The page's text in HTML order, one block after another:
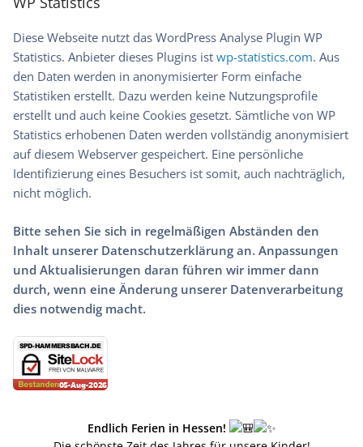
Diese Webseite nutzt das WordPress Analyse Plugin WP
Statistics. Anbieter dieses Plugins ist wp-statistics.com. Aus
den Daten werden in anonymisierter Form einfache
Statistiken erstellt. Dazu werden keine Nutzungsprofile
erstellt und auch keine Cookies gesetzt. Sämtliche von WP
Statistics erhobenen Daten werden vollständig anonymisiert
auf diesem Webserver gespeichert. Eine persönliche
Identifizierung eines Besuchers ist somit, auch nachträglich,
nicht möglich.
Bitte sehen Sie sich in regelmäßigen Abständen den
Inhalt unserer Datenschutzerklärung an. Anpassungen
und Aktualisierungen daran führen wir immer dann
durch, wenn eine Änderung unserer Datenverarbeitung
dies notwendig macht.
Endlich Ferien in Hessen!